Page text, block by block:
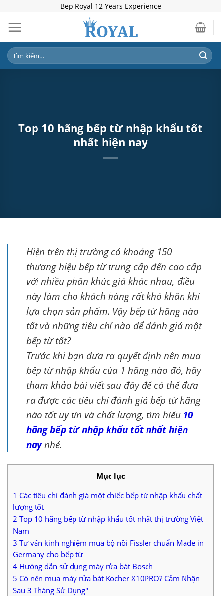
content
Bep Royal 12 Years Experience
Tìm
kiếm:
Top 10 hãng bếp từ nhập khẩu tốt
nhất hiện nay
Hiện trên thị trường có khoảng 150
thương hiệu bếp từ trung cấp đến cao cấp
với nhiều phân khúc giá khác nhau, điều
này làm cho khách hàng rất khó khăn khi
lựa chọn sản phẩm. Vậy bếp từ hãng nào
tốt và những tiêu chí nào để đánh giá một
bếp từ tốt?
Trước khi bạn đưa ra quyết định nên mua
bếp từ nhập khẩu của 1 hãng nào đó, hãy
tham khảo bài viết sau đây để có thể đưa
ra được các tiêu chí đánh giá bếp từ hãng
nào tốt uy tín và chất lượng, tìm hiểu 10
hãng bếp từ nhập khẩu tốt nhất hiện
naynhé.
Mục lục
1 Các tiêu chí đánh giá một chiếc bếp từ nhập khẩu chất
lượng tốt
2 Top 10 hãng bếp từ nhập khẩu tốt nhất thị trường Việt
Nam
3 Tư vấn kinh nghiệm mua bộ nồi Fissler chuẩn Made in
Germany cho bếp từ
4 Hướng dẫn sử dụng máy rửa bát Bosch
5 Có nên mua máy rửa bát Kocher X10PRO? Cảm Nhận
Sau 3 Tháng Sử Dụng"